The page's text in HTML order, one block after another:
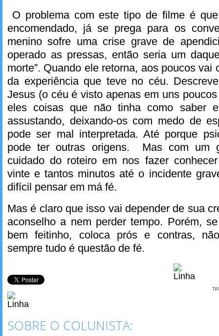
O problema com este tipo de filme é
encomendado, já se prega para os
menino sofre uma crise grave de
operado as pressas, então seria um
morte”. Quando ele retorna, aos poucos vai
da experiência que teve no céu.
Jesus (o céu é visto apenas em uns
eles coisas que não tinha como saber
assustando, deixando-os com medo de
pode ser mal interpretada. Até porque
pode ter outras origens. Mas com um
cuidado do roteiro em nos fazer
vinte e tantos minutos até o incidente
difícil pensar em má fé.
Mas é claro que isso vai depender de sua
aconselho a nem perder tempo. Porém,
bem feitinho, coloca prós e contras,
sempre tudo é questão de fé.
SOBRE O COLUNISTA: